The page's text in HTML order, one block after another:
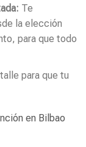
Te
la elección
para que todo
para que tu
en Bilbao